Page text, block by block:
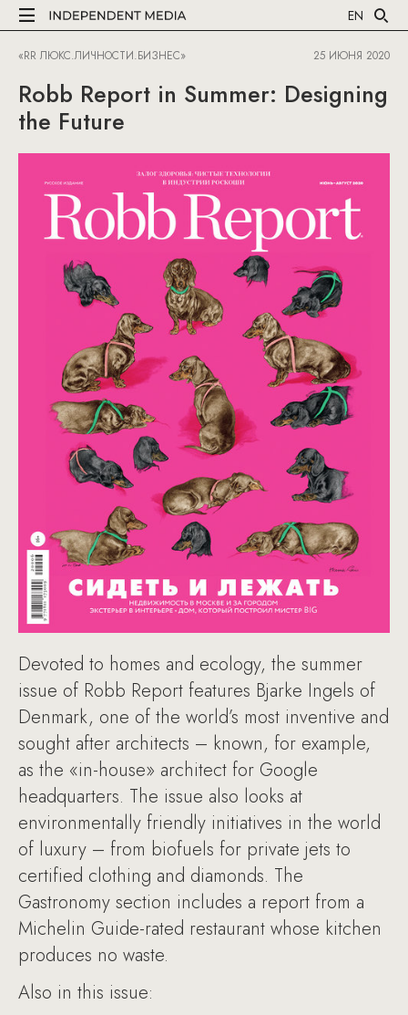
EN
«RR ЛЮКС.ЛИЧНОСТИ.БИЗНЕС» 25 ИЮНЯ 2020
Robb Report in Summer: Designing
the Future
Devoted to homes and ecology, the summer
issue of Robb Report features Bjarke Ingels of
Denmark, one of the world’s most inventive and
sought after architects – known, for example,
as the «in-house» architect for Google
headquarters. The issue also looks at
environmentally friendly initiatives in the world
of luxury – from biofuels for private jets to
certified clothing and diamonds. The
Gastronomy section includes a report from a
Michelin Guide-rated restaurant whose kitchen
produces no waste.
Also in this issue: